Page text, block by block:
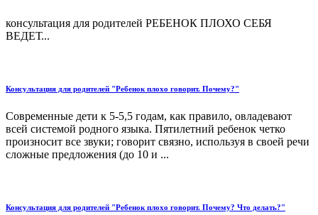
консультация для родителей РЕБЕНОК ПЛОХО СЕБЯ
ВЕДЕТ...
Консультация для родителей "Ребенок плохо говорит. Почему?"
Современные дети к 5-5,5 годам, как правило, овладевают
всей системой родного языка. Пятилетний ребенок четко
произносит все звуки; говорит связно, используя в своей речи
сложные предложения (до 10 и ...
Консультация для родителей "Ребенок плохо говорит. Почему? Что делать?"